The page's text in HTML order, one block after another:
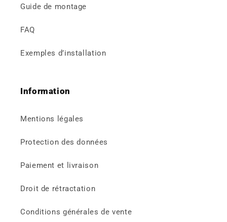
Guide de montage
FAQ
Exemples d’installation
Information
Mentions légales
Protection des données
Paiement et livraison
Droit de rétractation
Conditions générales de vente